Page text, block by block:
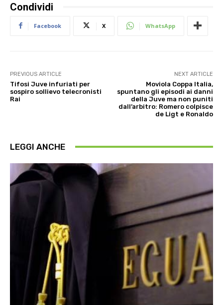
Condividi
Facebook X WhatsApp
PREVIOUS ARTICLE
Tifosi Juve infuriati per
sospiro sollievo telecronisti
Rai
NEXT ARTICLE
Moviola Coppa Italia,
spuntano gli episodi ai danni
della Juve ma non puniti
dall’arbitro: Romero colpisce
de Ligt e Ronaldo
LEGGI ANCHE